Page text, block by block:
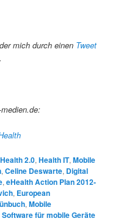
mich durch einen Tweet
Health 2.0,Health IT,Mobile
,Celine Deswarte, Digital
,eHealth Action Plan 2012-
, European
,Mobile
Software für mobile Geräte